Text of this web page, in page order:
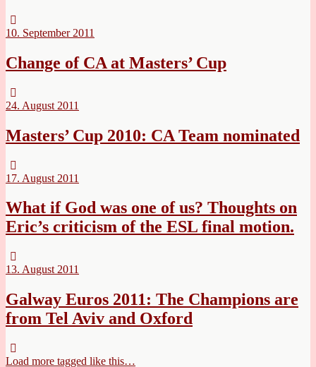
10. September 2011
Change of CA at Masters’ Cup
24. August 2011
Masters’ Cup 2010: CA Team nominated
17. August 2011
What if God was one of us? Thoughts on
Eric’s criticism of the ESL final motion.
13. August 2011
Galway Euros 2011: The Champions are
from Tel Aviv and Oxford
Load more tagged like this…